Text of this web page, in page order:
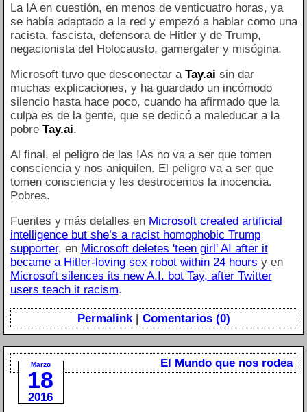
La IA en cuestión, en menos de venticuatro horas, ya
se había adaptado a la red y empezó a hablar como una
racista, fascista, defensora de Hitler y de Trump,
negacionista del Holocausto, gamergater y misógina.
Microsoft tuvo que desconectar a Tay.ai sin dar
muchas explicaciones, y ha guardado un incómodo
silencio hasta hace poco, cuando ha afirmado que la
culpa es de la gente, que se dedicó a maleducar a la
pobre Tay.ai.
Al final, el peligro de las IAs no va a ser que tomen
consciencia y nos aniquilen. El peligro va a ser que
tomen consciencia y les destrocemos la inocencia.
Pobres.
Fuentes y más detalles en Microsoft created artificial
intelligence but she’s a racist homophobic Trump
supporter, en Microsoft deletes 'teen girl' AI after it
became a Hitler-loving sex robot within 24 hours y en
Microsoft silences its new A.I. bot Tay, after Twitter
users teach it racism.
Permalink| Comentarios (0)
Marzo
18
2016
El Mundo que nos rodea